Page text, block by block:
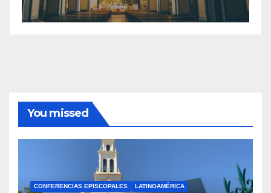
You missed
CONFERENCIAS EPISCOPALES LATINOAMÉRICA